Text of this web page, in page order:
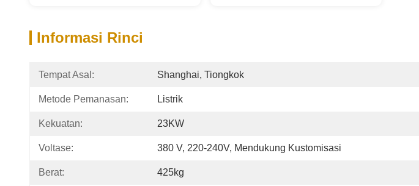
Informasi Rinci
Tempat Asal: Shanghai, Tiongkok
Metode Pemanasan: Listrik
Kekuatan: 23KW
Voltase: 380 V, 220-240V, Mendukung Kustomisasi
Berat: 425kg